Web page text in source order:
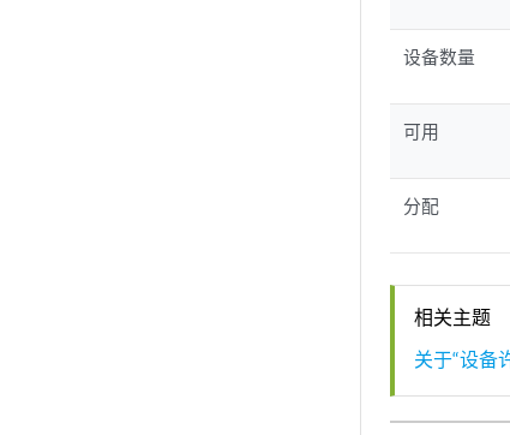
设备数量
可用
分配
相关主题
关于“设备